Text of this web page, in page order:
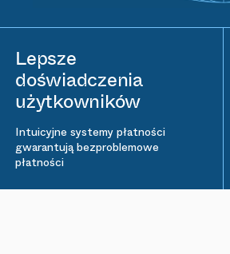
Lepsze
doświadczenia
użytkowników
Intuicyjne systemy płatności
gwarantują bezproblemowe
płatności